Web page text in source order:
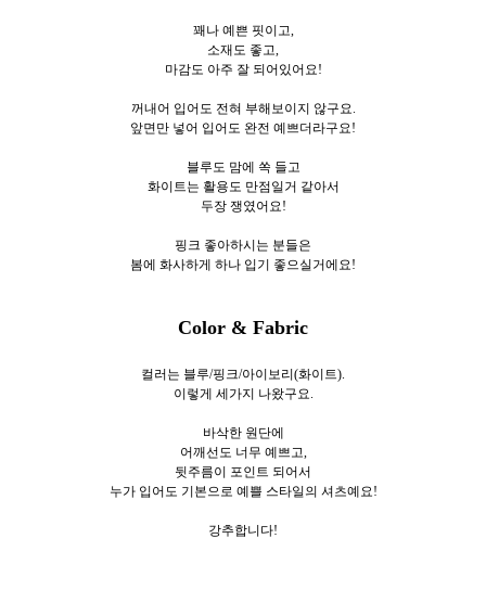
꽤나 예쁜 핏이고,
소재도 좋고,
마감도 아주 잘 되어있어요!
꺼내어 입어도 전혀 부해보이지 않구요.
앞면만 넣어 입어도 완전 예쁘더라구요!
블루도 맘에 쏙 들고
화이트는 활용도 만점일거 같아서
두장 쟁였어요!
핑크 좋아하시는 분들은
봄에 화사하게 하나 입기 좋으실거에요!
Color & Fabric
컬러는 블루/핑크/아이보리(화이트).
이렇게 세가지 나왔구요.
바삭한 원단에
어깨선도 너무 예쁘고,
뒷주름이 포인트 되어서
누가 입어도 기본으로 예쁠 스타일의 셔츠예요!
강추합니다!